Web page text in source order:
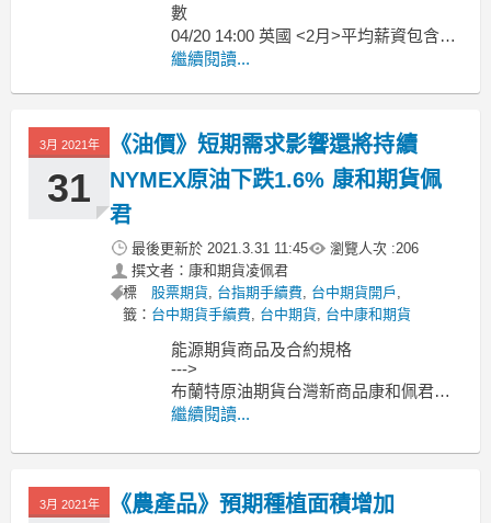
數
04/20 14:00 英國 <2月>平均薪資包含獎
04/20 14:00 德國 <3月>PPI
繼續閱讀...
3月 2021年
31
《油價》短期需求影響還將持續
NYMEX原油下跌1.6% 康和期貨佩
君
最後更新於 2021.3.31 11:45 瀏覽人次 :206
撰文者：康和期貨凌佩君
標
籤：
股票期貨, 台指期手續費, 台中期貨開戶 ,
台中期貨手續費, 台中期貨, 台中康和期貨
能源期貨商品及合約規格
--->
布蘭特原油期貨台灣新商品康和佩君介
紹
原油期貨、輕原油CL、小輕原油QM保
交易時間??
繼續閱讀...
3月 2021年
《農產品》預期種植面積增加